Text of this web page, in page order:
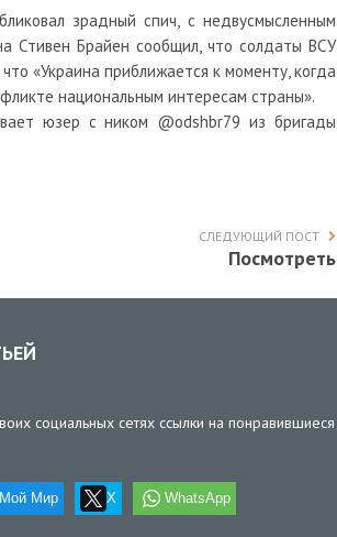
зрадный спич, с недвусмысленным
Стивен Брайен сообщил, что солдаты ВСУ
«Украина приближается к моменту, когда
национальным интересам страны».
юзер с ником @odshbr79 из бригады
СЛЕДУЮЩИЙ ПОСТ
Посмотреть
социальных сетях ссылки на понравившиеся
Мой Мир X WhatsApp